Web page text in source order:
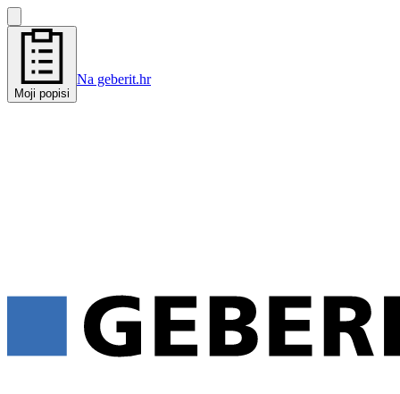
Moji popisi
Na geberit.hr